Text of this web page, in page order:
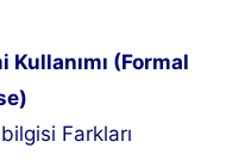
Kullanımı (Formal
Farkları